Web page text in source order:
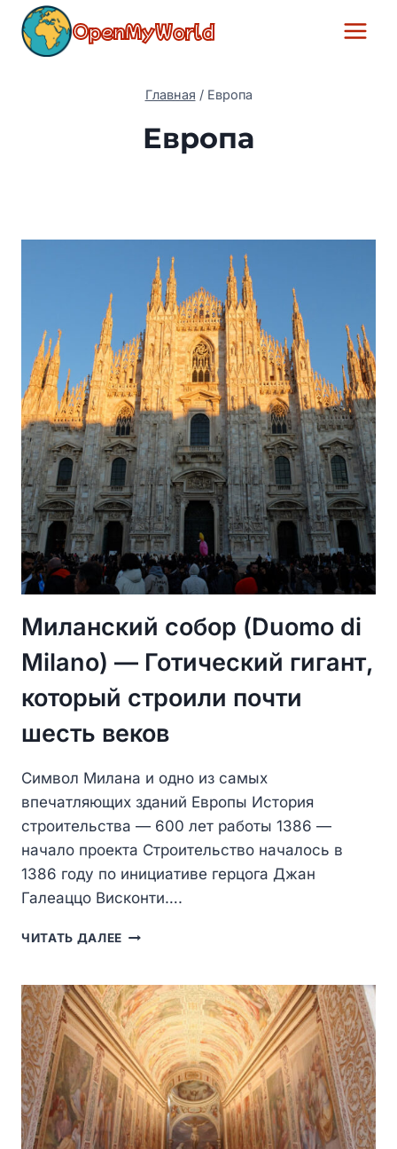
Перейти
содержимому
OpenMyWorld
Главная / Европа
Европа
Миланский собор (Duomo di
Milano) — Готический гигант,
который строили почти
шесть веков
Символ Милана и одно из самых
впечатляющих зданий Европы История
строительства — 600 лет работы 1386 —
начало проекта Строительство началось в
1386 году по инициативе герцога Джан
Галеаццо Висконти….
ЧИТАТЬ ДАЛЕЕ МИЛАНСКИЙ
DI
MILANO)
—
ГОТИЧЕСКИЙ
ГИГАНТ,
КОТОРЫЙ
СТРОИЛИ
ПОЧТИ
ШЕСТЬ